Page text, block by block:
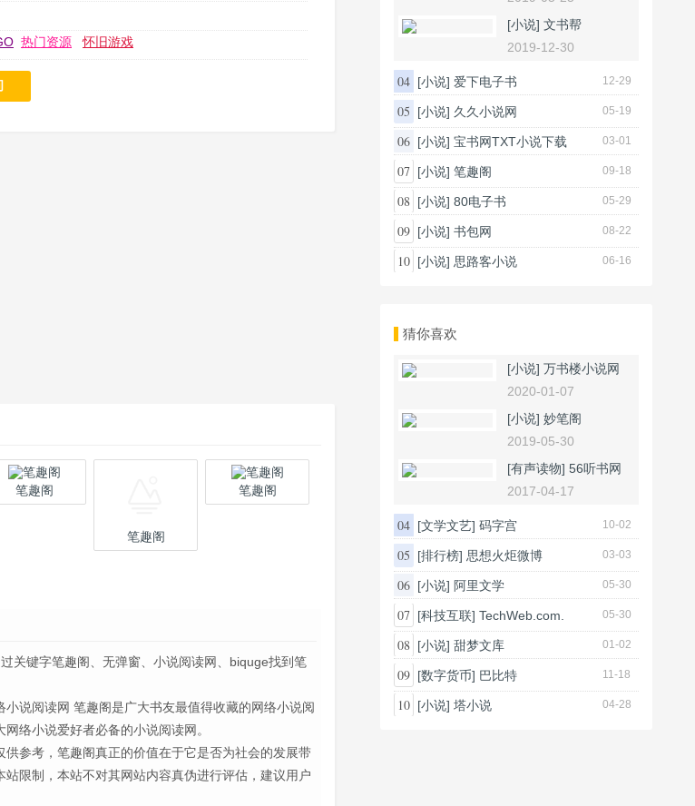
热门资源 怀旧游戏
笔趣阁
笔趣阁
笔趣阁
关键字笔趣阁、无弹窗、小说阅读网、biquge找到笔
说阅读网 笔趣阁是广大书友最值得收藏的网络小说阅
络小说爱好者必备的小说阅读网。
参考，笔趣阁真正的价值在于它是否为社会的发展带
限制，本站不对其网站内容真伪进行评估，建议用户
[小说] 文书帮
2019-12-30
04 [小说] 爱下电子书 12-29
05 [小说] 久久小说网 05-19
06 [小说] 宝书网TXT小说下载 03-01
07 [小说] 笔趣阁 09-18
08 [小说] 80电子书 05-29
09 [小说] 书包网 08-22
10 [小说] 思路客小说 06-16
猜你喜欢
[小说] 万书楼小说网
2020-01-07
[小说] 妙笔阁
2019-05-30
[有声读物] 56听书网
2017-04-17
04 [文学文艺] 码字宫 10-02
05 [排行榜] 思想火炬微博 03-03
06 [小说] 阿里文学 05-30
07 [科技互联] TechWeb.com. 05-30
08 [小说] 甜梦文库 01-02
09 [数字货币] 巴比特 11-18
10 [小说] 塔小说 04-28